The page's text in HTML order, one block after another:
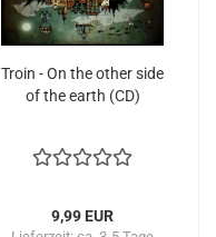
Troin - On the other side
of the earth (CD)
9,99 EUR